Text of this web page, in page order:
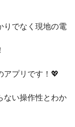
りでなく現地の電
アプリです！💖
ない操作性とわか